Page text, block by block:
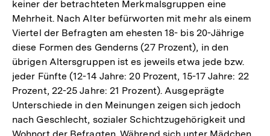
keiner der betrachteten Merkmalsgruppen eine
Mehrheit. Nach Alter befürworten mit mehr als einem
Viertel der Befragten am ehesten 18- bis 20-Jährige
diese Formen des Genderns (27 Prozent), in den
übrigen Altersgruppen ist es jeweils etwa jede bzw.
jeder Fünfte (12-14 Jahre: 20 Prozent, 15-17 Jahre: 22
Prozent, 22-25 Jahre: 21 Prozent). Ausgeprägte
Unterschiede in den Meinungen zeigen sich jedoch
nach Geschlecht, sozialer Schichtzugehörigkeit und